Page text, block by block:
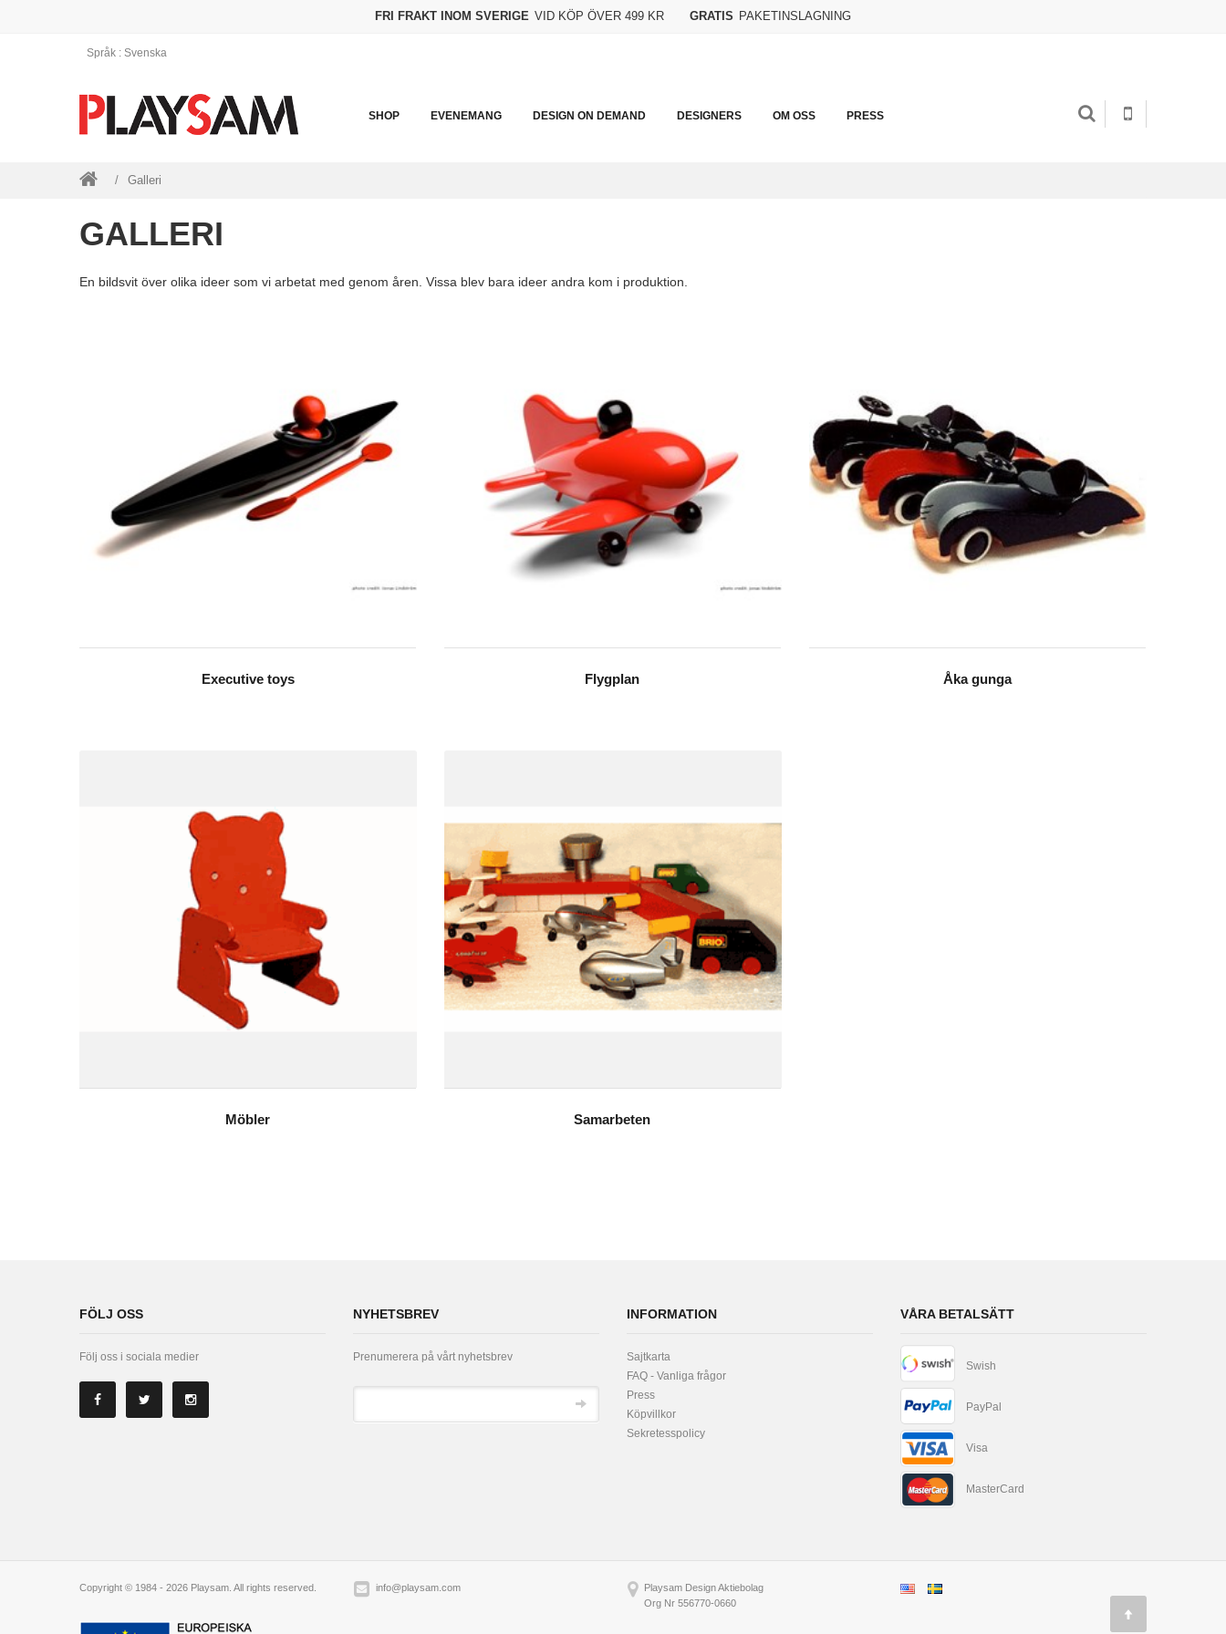
FRI FRAKT INOM SVERIGE VID KÖP ÖVER 499 KR GRATIS PAKETINSLAGNING
Språk : Svenska
SHOP EVENEMANG DESIGN ON DEMAND DESIGNERS OM OSS PRESS
Galleri
GALLERI
En bildsvit över olika ideer som vi arbetat med genom åren. Vissa blev bara ideer andra kom i produktion.
Executive toys Flygplan Åka gunga
Möbler Samarbeten
FÖLJ OSS
Följ oss i sociala medier
NYHETSBREV
Prenumerera på vårt nyhetsbrev
INFORMATION
Sajtkarta
FAQ - Vanliga frågor
Press
Köpvillkor
Sekretesspolicy
VÅRA BETALSÄTT
Swish
PayPal
Visa
MasterCard
Copyright © 1984 - 2026 Playsam. All rights reserved. info@playsam.com
Playsam Design Aktiebolag
Org Nr 556770-0660